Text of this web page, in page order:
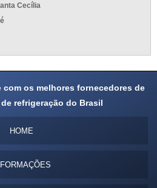
Cecília
com os melhores fornecedores de
refrigeração do Brasil
HOME